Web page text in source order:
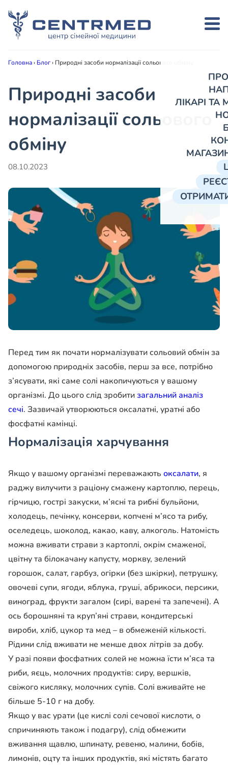
ЛІКАРІ
Головна› Блог› Природні засоби нормалізації сольового обміну
Природні засоби
нормалізації сольового
обміну
08.10.2023
Перед тим як почати нормалізувати сольовий обмін за
допомогою природніх засобів, перш за все, потрібно
з’ясувати, які саме солі накопичуються у вашому
організмі. До цього слід зробитизагальний аналіз
сечі. Зазвичай утворюються оксалатні, уратні або
фосфатні камінці.
Нормалізація харчування
Якщо у вашому організмі переважають оксалати, я
раджу вилучити з раціону смажену картоплю, перець,
гірчицю, гострі закуски, м’ясні та рибні бульйони,
холодець, печінку, консерви, копчені м’ясо та рибу,
оселедець, шоколод, какао, каву, алкоголь. Натомість
можна вживати страви з картоплі, окрім смаженої,
цвітну та білокачану капусту, моркву, зелений
горошок, салат, гарбуз, огірки (без шкірки), петрушку,
овочеві супи, ягоди, яблука, груші, абрикоси, персики,
виноград, фрукти загалом (сирі, варені та запечені). А
ось борошняні та круп’яні страви, кондитерські
вироби, хліб, цукор та мед – в обмеженій кількості.
Рідини слід вживати не менше двох літрів за добу.
У разі появи фосфатних солей не можна їсти м’яса та
риби, яєць, молочних продуктів: сиру, вершків,
свіжого кисляку, молочних супів. Солі вживайте не
більше 5-10 г на добу.
Якщо у вас урати (це кислі солі сечової кислоти, о
спричиняють також і подагру), слід обмежити
вживання щавлю, шпинату, ревеню, малини, бобів,
лимонів, оцту та інших продуктів, які містять багато